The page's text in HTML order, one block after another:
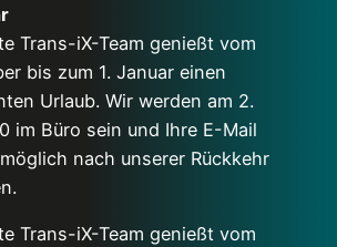
Trans-iX-Team genießt vom
bis zum 1. Januar einen
Urlaub. Wir werden am 2.
im Büro sein und Ihre E-Mail
nach unserer Rückkehr
Trans-iX-Team genießt vom